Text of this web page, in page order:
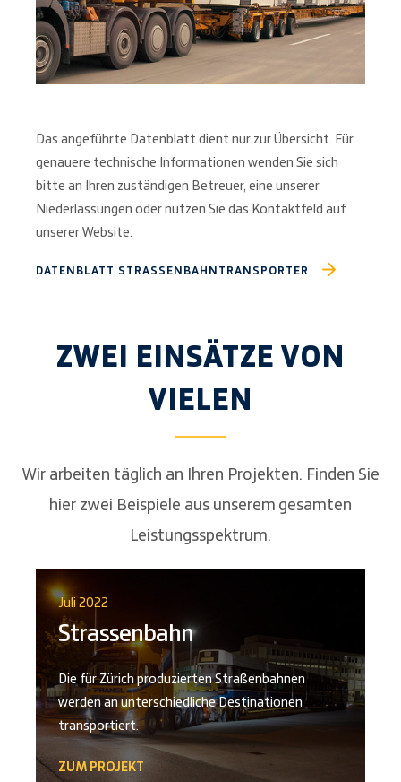
Das angeführte Datenblatt dient nur zur Übersicht. Für
genauere technische Informationen wenden Sie sich
bitte an Ihren zuständigen Betreuer, eine unserer
Niederlassungen oder nutzen Sie das Kontaktfeld auf
unserer Website.
DATENBLATT STRASSENBAHNTRANSPORTER
ZWEI EINSÄTZE VON
VIELEN
Wir arbeiten täglich an Ihren Projekten. Finden Sie
hier zwei Beispiele aus unserem gesamten
Leistungsspektrum.
Juli 2022
Strassenbahn
Die für Zürich produzierten Straßenbahnen
werden an unterschiedliche Destinationen
transportiert.
ZUM PROJEKT